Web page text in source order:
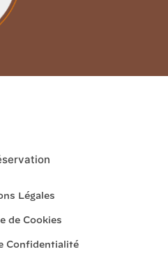
Légales
de Cookies
Confidentialité